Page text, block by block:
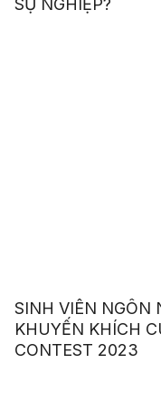
SỰ NGHIỆP?
SINH VIÊN NGÔN
KHUYẾN KHÍCH
CONTEST 2023